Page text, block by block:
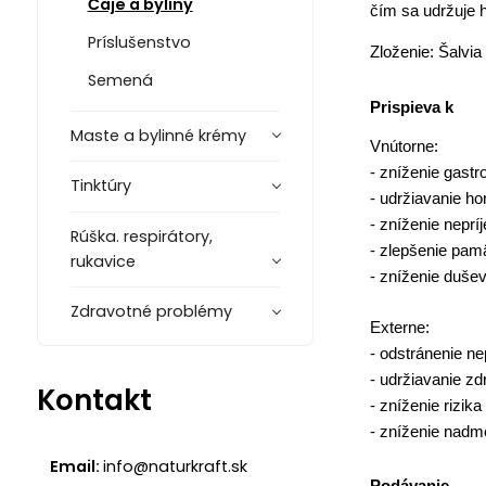
Príslušenstvo
Semená
Maste a bylinné krémy
Tinktúry
Rúška. respirátory,
rukavice
Zdravotné problémy
Kontakt
Email:info@naturkraft.sk
čím sa udržuje
Zloženie:
Prispieva k
Vnútorne:
- zníženie
- udržiavanie
- zníženie
- zlepšenie
- zníženie
Externe:
- odstránenie
- udržiavanie
- zníženie rizika
- zníženie